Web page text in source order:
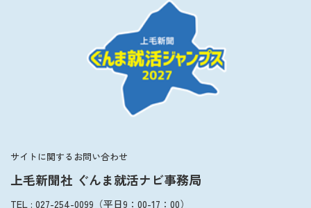
サイトに関するお問い合わせ
上毛新聞社 ぐんま就活ナビ事務局
TEL : 027-254-0099 （平日9：00-17：00）